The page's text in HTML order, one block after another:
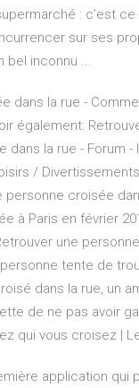
: c’est
sur ses
bel inconnu ...
dans la rue -
également:
la rue - Forum
/
personne croisée
à Paris en février
une
tente de
dans la rue, un
de ne pas avoir
qui vous croisez |
application